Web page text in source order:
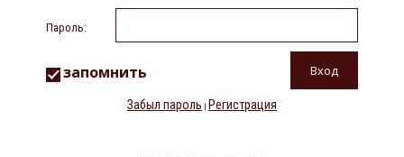
Пароль:
запомнить
Забыл пароль | Регистрация